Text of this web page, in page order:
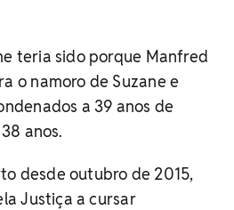
teria sido porque Manfred
o namoro de Suzane e
a 39 anos de
anos.
desde outubro de 2015,
Justiça a cursar